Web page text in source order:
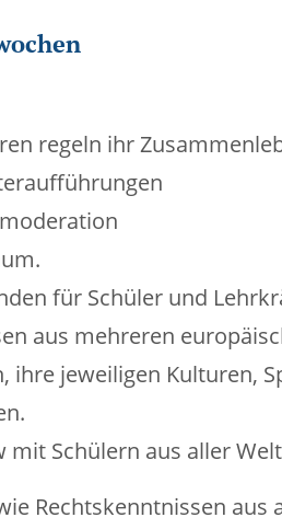
regeln ihr
für Schüler und
aus mehreren
ihre jeweiligen Kulturen,
Schülern aus aller Welt
Rechtskenntnissen aus